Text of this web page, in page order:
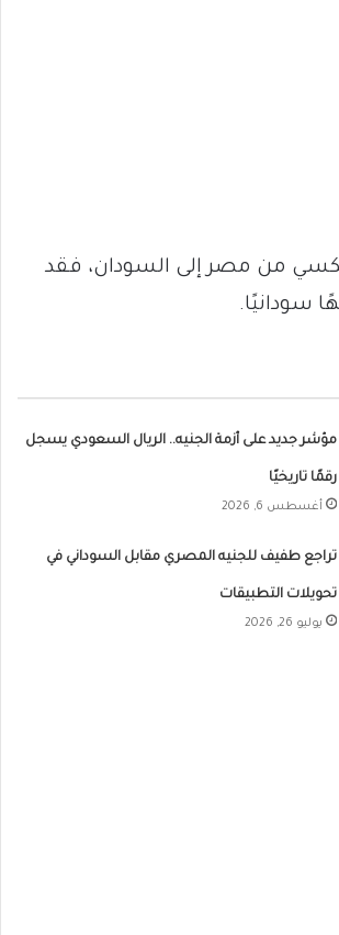
من مصر إلى السودان، فقد
مؤشر جديد على أزمة الجنيه.. الريال السعودي يسجل
رقمًا تاريخيًا
أغسطس 6, 2026
تراجع طفيف للجنيه المصري مقابل السوداني في
تحويلات التطبيقات
يوليو 26, 2026